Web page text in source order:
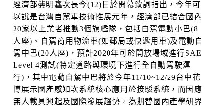
經濟部龔明鑫次長今(12)日於開幕致詞指出，今年可
以說是台灣自駕車技術推展元年，經濟部已結合國內
20家以上業者推動3個旗艦隊，包括自駕電動小巴(8
人座)、自駕商用物流車(如郵局或快遞用車)及電動自
駕中巴(20人座)，預計2020年可於開放場域進行SAE
Level 4測試(特定道路與環境下進行全自動駕駛運
行)，其中電動自駕中巴將於今年11/10~12/29台中花
博展示國產感知次系統核心應用於接駁系統，而因應
無人載具興起及國際發展趨勢，為期替國內產學研界